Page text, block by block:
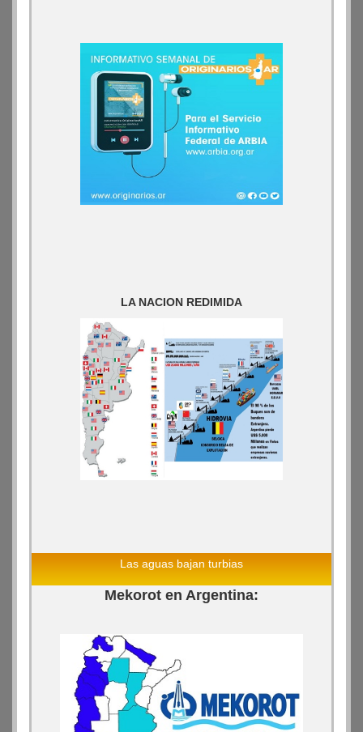
LA NACION REDIMIDA
Las aguas bajan turbias
Mekorot en Argentina: